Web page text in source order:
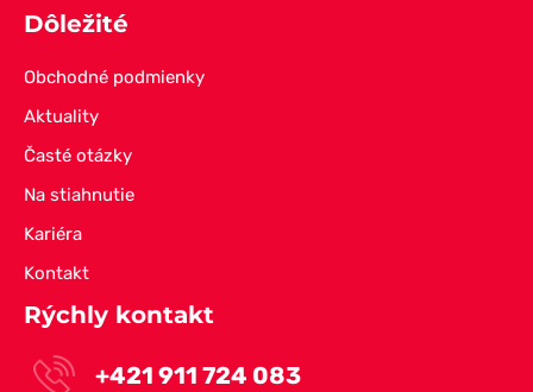
Dôležité
Obchodné podmienky
Aktuality
Časté otázky
Na stiahnutie
Kariéra
Kontakt
Rýchly kontakt
+421 911 724 083